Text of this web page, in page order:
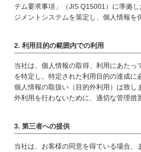
テム要求事項」（JIS Q15001）に準拠
ジメントシステムを策定し、個人情報を
2. 利用目的の範囲内での利用
当社は、個人情報の取得、利用にあたっ
を特定し、特定された利用目的の達成に
個人情報の取扱い（目的外利用）は致し
外利用を行わないために、適切な管理措
3. 第三者への提供
当社は、お客様の同意を得ている場合、